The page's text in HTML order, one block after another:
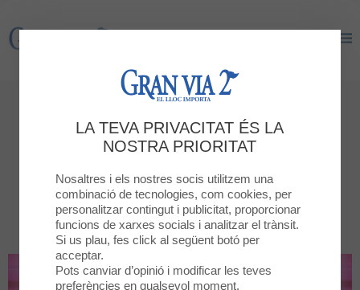
Gran Via 2
Totes les botigues
PER CATEGORIA TOTES LES BOTIGUES
LA TEVA PRIVACITAT ÉS LA
NOSTRA PRIORITAT
Nosaltres i els nostres socis utilitzem una
combinació de tecnologies, com cookies, per
personalitzar contingut i publicitat, proporcionar
funcions de xarxes socials i analitzar el trànsit.
Si us plau, fes click al següent botó per
acceptar.
Pots canviar d’opinió i modificar les teves
preferències en qualsevol moment.